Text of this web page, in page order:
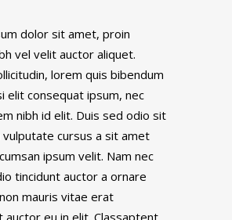
dolor sit amet, proin
vel velit auctor aliquet.
lorem quis bibendum
elit consequat ipsum, nec
nibh id elit. Duis sed odio sit
vulputate cursus a sit amet
ipsum velit. Nam nec
tincidunt auctor a ornare
mauris vitae erat
auctor eu in elit. Classaptent